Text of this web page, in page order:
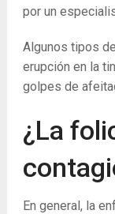
por un
Algunos tipos
erupción en la
golpes de
¿La
En general, la